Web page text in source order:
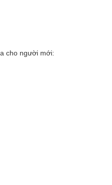
cho người mới: